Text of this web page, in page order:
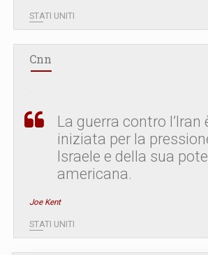
STATI UNITI
Cnn
La guerra contro l’Iran
iniziata per la
Israele e della sua
americana.
Joe Kent
STATI UNITI